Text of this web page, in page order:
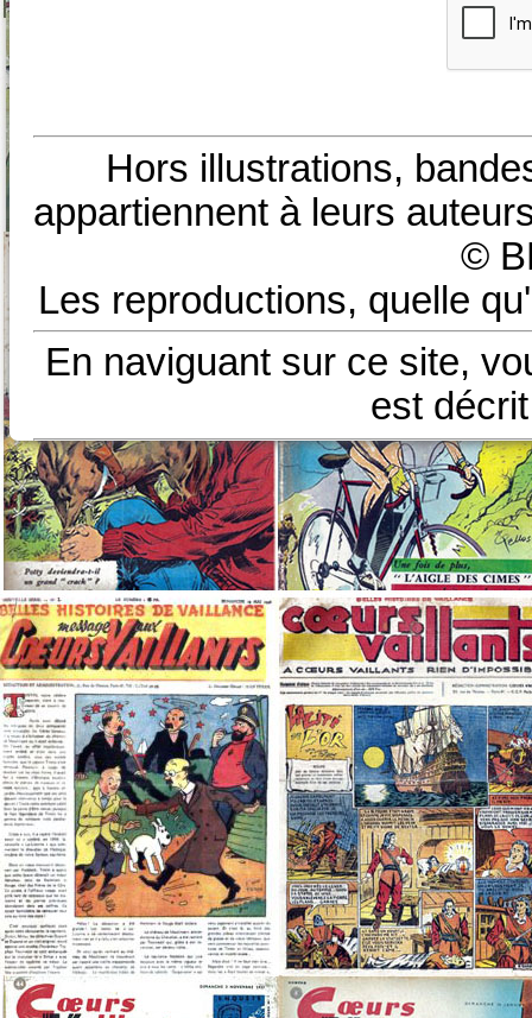
Hors illustrations,
appartiennent à leurs
©
Les reproductions, quelle
En naviguant sur ce site,
est